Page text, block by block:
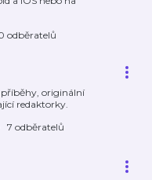
odběratelů
příběhy, originální
redaktorky.
7 odběratelů